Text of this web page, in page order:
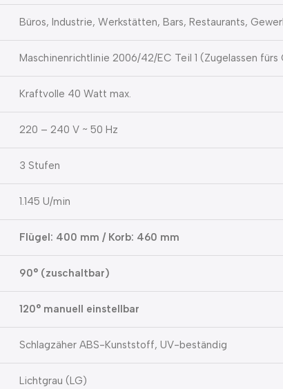
Büros, Industrie, Werkstätten, Bars, Restaurants,
Maschinenrichtlinie 2006/42/EC Teil 1 (Zugelassen fürs
Kraftvolle 40 Watt max.
220 – 240 V ~ 50 Hz
3 Stufen
1.145 U/min
Flügel: 400 mm / Korb: 460 mm
90° (zuschaltbar)
120° manuell einstellbar
Schlagzäher ABS-Kunststoff, UV-beständig
Lichtgrau (LG)